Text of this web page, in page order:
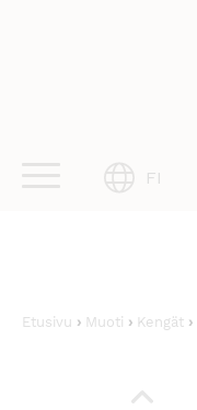
FI
Etusivu › Muoti › Kengät ›